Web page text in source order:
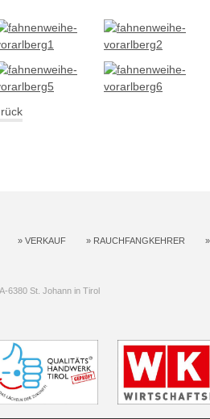
» VERKAUF » RAUCHFANGKEHRER »
6380 St. Johann in Tirol